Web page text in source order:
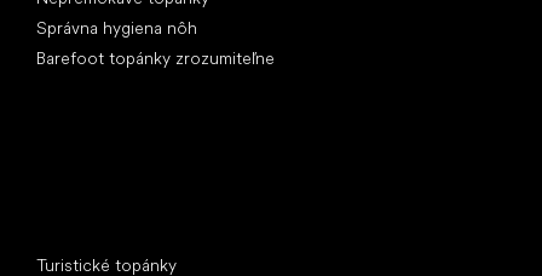
Správna hygiena nôh
Barefoot topánky zrozumiteľne
Turistické topánky